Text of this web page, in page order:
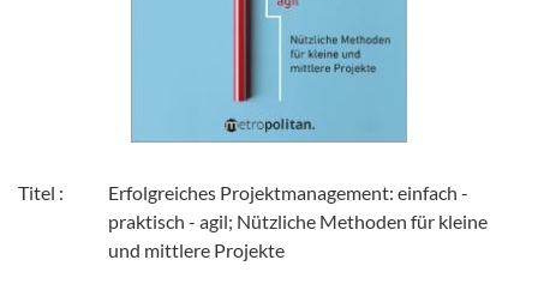
Titel :
Erfolgreiches Projektmanagement: einfach -
praktisch - agil; Nützliche Methoden für kleine
und mittlere Projekte